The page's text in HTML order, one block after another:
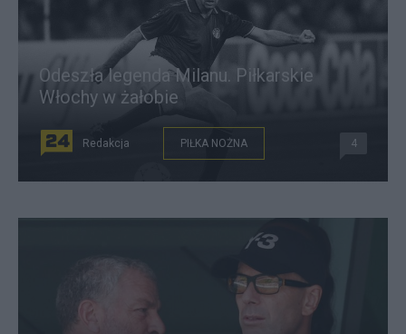
Odeszła legenda Milanu. Piłkarskie
Włochy w żałobie
Redakcja PIŁKA NOŻNA 4